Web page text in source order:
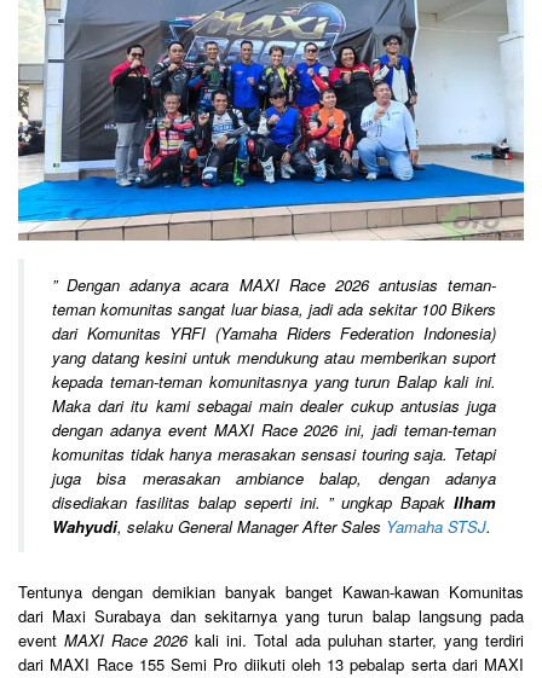
”Dengan adanya acara MAXI Race 2026 antusias teman-
teman komunitas sangat luar biasa, jadi ada sekitar 100 Bikers
dari Komunitas YRFI (Yamaha Riders Federation Indonesia)
yang datang kesini untuk mendukung atau memberikan suport
kepada teman-teman komunitasnya yang turun Balap kali ini.
Maka dari itu kami sebagai main dealer cukup antusias juga
dengan adanya event MAXI Race 2026 ini, jadi teman-teman
komunitas tidak hanya merasakan sensasi touring saja. Tetapi
juga bisa merasakan ambiance balap, dengan adanya
disediakan fasilitas balap seperti ini. ” ungkap Bapak Ilham
Wahyudi, selaku General Manager After Sales Yamaha STSJ.
Tentunya dengan demikian banyak banget Kawan-kawan Komunitas
dari Maxi Surabaya dan sekitarnya yang turun balap langsung pada
event MAXI Race 2026kali ini. Total ada puluhan starter, yang terdiri
dari MAXI Race 155 Semi Pro diikuti oleh 13 pebalap serta dari MAXI